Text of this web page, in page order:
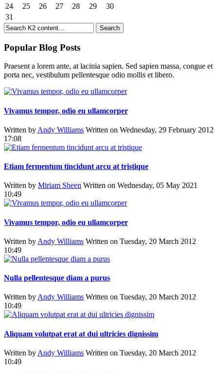
24
25 26 27 28 29
30
31
Popular Blog Posts
Praesent a lorem ante, at lacinia sapien. Sed sapien massa, congue et
porta nec, vestibulum pellentesque odio mollis et libero.
Vivamus tempor, odio eu ullamcorper
Written by Andy Williams Written on Wednesday, 29 February 2012
17:08
Etiam fermentum tincidunt arcu at tristique
Written by Miriam Sheen Written on Wednesday, 05 May 2021
10:49
Vivamus tempor, odio eu ullamcorper
Written by Andy Williams Written on Tuesday, 20 March 2012
10:49
Nulla pellentesque diam a purus
Written byAndy Williams Written on Tuesday, 20 March 2012
10:49
Aliquam volutpat erat at dui ultricies dignissim
Written by Andy Williams Written on Tuesday, 20 March 2012
10:49